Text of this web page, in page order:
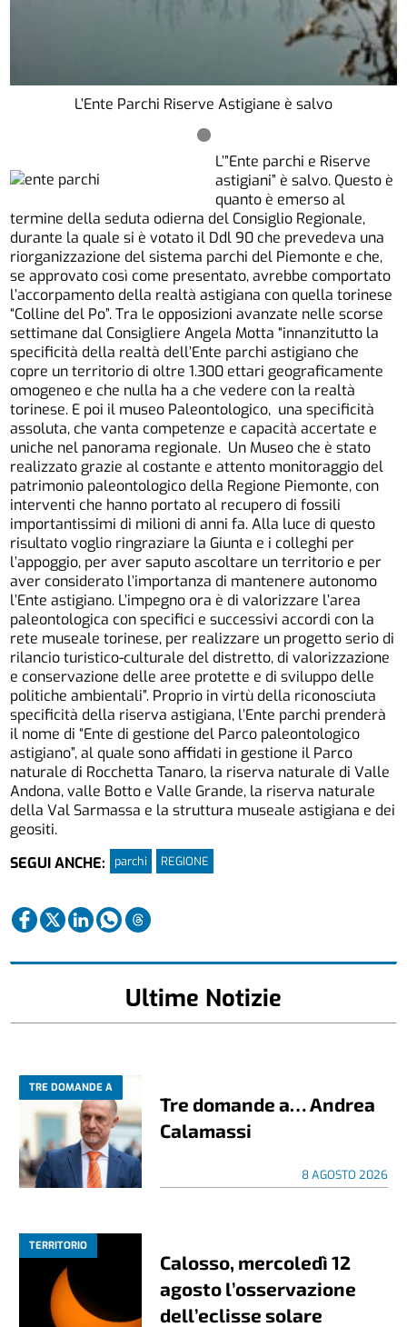
L’Ente Parchi Riserve Astigiane è salvo
L’”Ente parchi e Riserve
astigiani” è salvo. Questo è
quanto è emerso al
termine della seduta odierna del Consiglio Regionale,
durante la quale si è votato il Ddl 90 che prevedeva una
riorganizzazione del sistema parchi del Piemonte e che,
se approvato così come presentato, avrebbe comportato
l’accorpamento della realtà astigiana con quella torinese
“Colline del Po”. Tra le opposizioni avanzate nelle scorse
settimane dal Consigliere Angela Motta “innanzitutto la
specificità della realtà dell’Ente parchi astigiano che
copre un territorio di oltre 1.300 ettari geograficamente
omogeneo e che nulla ha a che vedere con la realtà
torinese. E poi il museo Paleontologico, una specificità
assoluta, che vanta competenze e capacità accertate e
uniche nel panorama regionale. Un Museo che è stato
realizzato grazie al costante e attento monitoraggio del
patrimonio paleontologico della Regione Piemonte, con
interventi che hanno portato al recupero di fossili
importantissimi di milioni di anni fa. Alla luce di questo
risultato voglio ringraziare la Giunta e i colleghi per
l’appoggio, per aver saputo ascoltare un territorio e per
aver considerato l’importanza di mantenere autonomo
l’Ente astigiano. L’impegno ora è di valorizzare l’area
paleontologica con specifici e successivi accordi con la
rete museale torinese, per realizzare un progetto serio di
rilancio turistico-culturale del distretto, di valorizzazione
e conservazione delle aree protette e di sviluppo delle
politiche ambientali”. Proprio in virtù della riconosciuta
specificità della riserva astigiana, l’Ente parchi prenderà
il nome di “Ente di gestione del Parco paleontologico
astigiano”, al quale sono affidati in gestione il Parco
naturale di Rocchetta Tanaro, la riserva naturale di Valle
Andona, valle Botto e Valle Grande, la riserva naturale
della Val Sarmassa e la struttura museale astigiana e dei
geositi.
SEGUI ANCHE:
parchi REGIONE
Ultime Notizie
TRE DOMANDE A
Tre domande a… Andrea
Calamassi
8 AGOSTO 2026
TERRITORIO
Calosso, mercoledì 12
agosto l’osservazione
dell’eclisse solare